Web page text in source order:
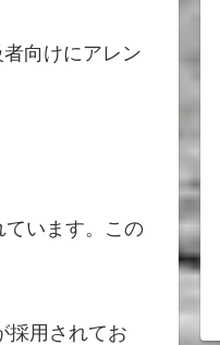
向けにアレン
ています。この
採用されてお